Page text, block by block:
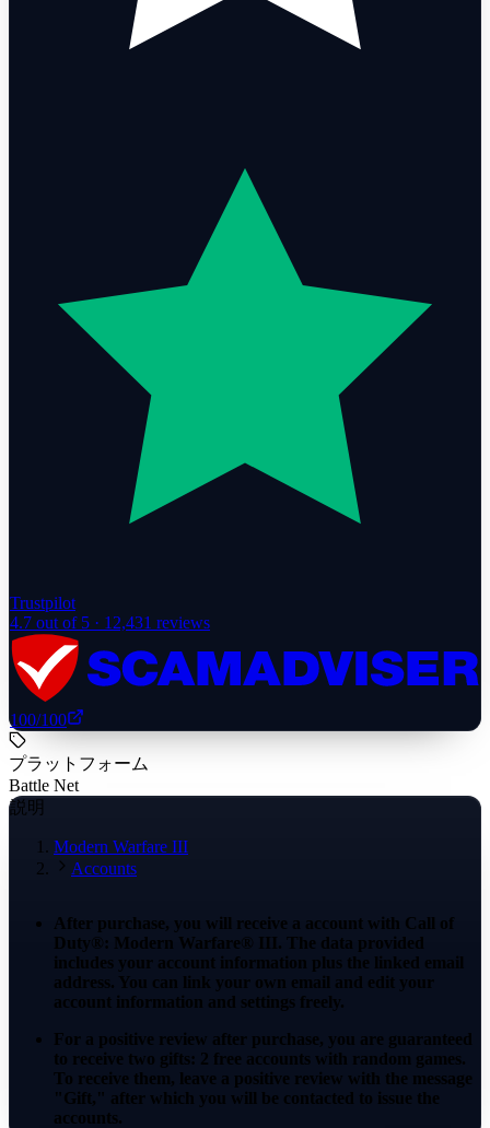
Trustpilot
4.7 out of 5 · 12,431 reviews
100/100
プラットフォーム
Battle Net
説明
Modern Warfare III
Accounts
After purchase, you will receive a account with Call of
Duty®: Modern Warfare® III. The data provided
includes your account information plus the linked email
address. You can link your own email and edit your
account information and settings freely.
For a positive review after purchase, you are guaranteed
to receive two gifts: 2 free accounts with random games.
To receive them, leave a positive review with the message
"Gift," after which you will be contacted to issue the
accounts.